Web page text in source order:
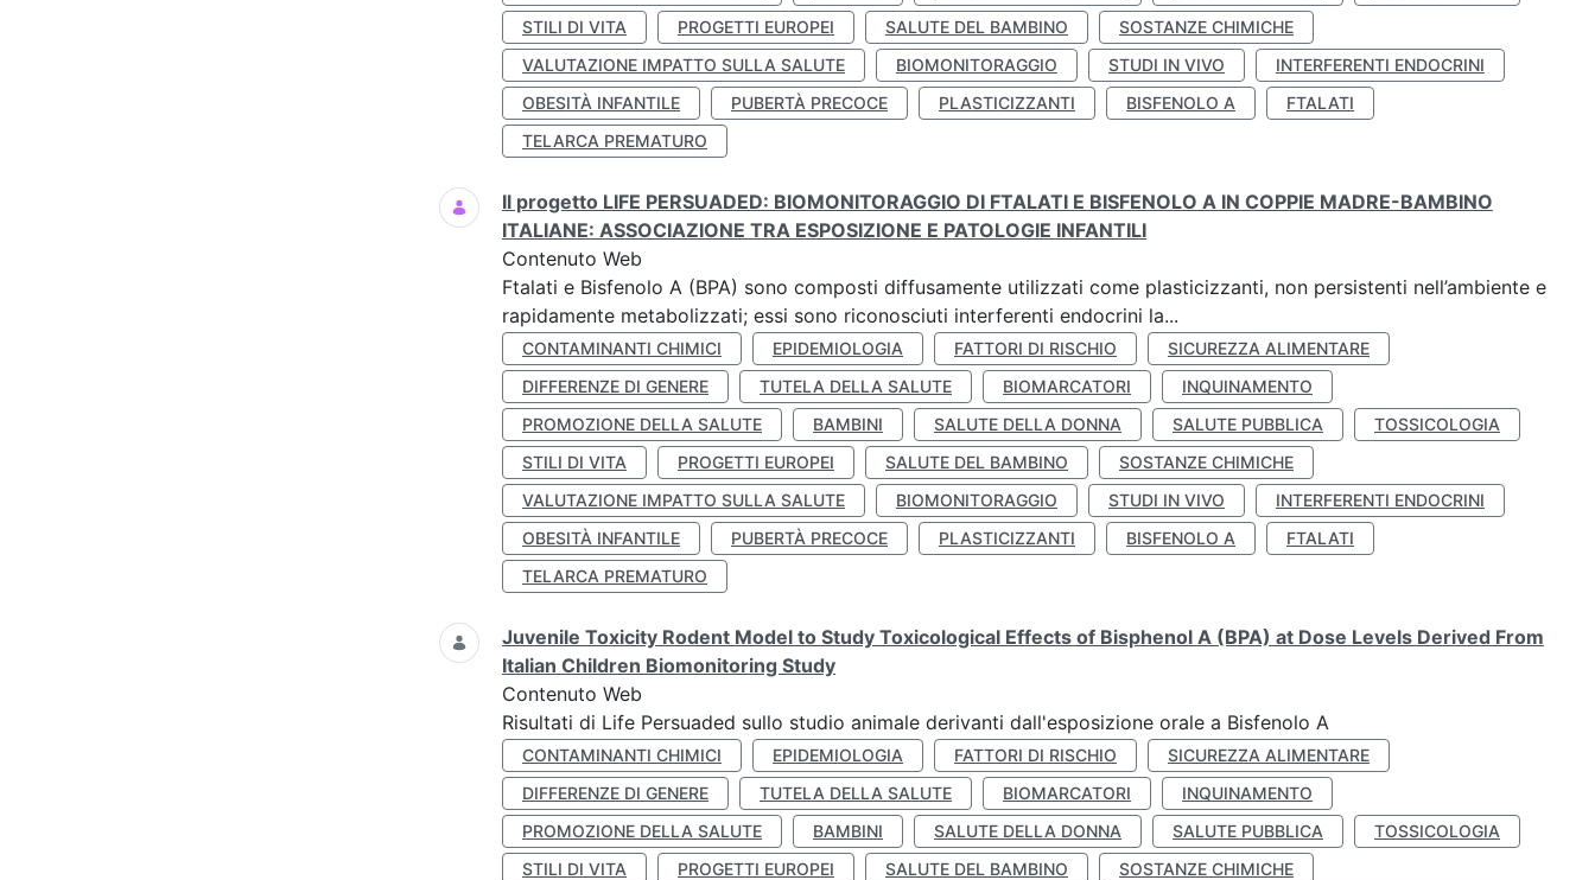
STILI DI VITA
PROGETTI EUROPEI SALUTE DEL BAMBINO
SOSTANZE CHIMICHE
VALUTAZIONE IMPATTO SULLA SALUTE
BIOMONITORAGGIO STUDI IN VIVO
INTERFERENTI ENDOCRINI
OBESITÀ INFANTILE
PUBERTÀ PRECOCE PLASTICIZZANTI BISFENOLO A
FTALATI
TELARCA PREMATURO
Il progetto LIFE PERSUADED: BIOMONITORAGGIO DI FTALATI E BISFENOLO A IN COPPIE MADRE-BAMBINO
ITALIANE: ASSOCIAZIONE TRA ESPOSIZIONE E PATOLOGIE INFANTILI
Contenuto Web
Ftalati e Bisfenolo A (BPA) sono composti diffusamente utilizzati come plasticizzanti, non persistenti nell’ambiente e
rapidamente metabolizzati; essi sono riconosciuti interferenti endocrini la...
CONTAMINANTI CHIMICI EPIDEMIOLOGIA FATTORI DI RISCHIO
SICUREZZA ALIMENTARE
DIFFERENZE DI GENERE
TUTELA DELLA SALUTE BIOMARCATORI
INQUINAMENTO
PROMOZIONE DELLA SALUTE
BAMBINI SALUTE DELLA DONNA SALUTE PUBBLICA
TOSSICOLOGIA
STILI DI VITA
PROGETTI EUROPEI SALUTE DEL BAMBINO
SOSTANZE CHIMICHE
VALUTAZIONE IMPATTO SULLA SALUTE
BIOMONITORAGGIO STUDI IN VIVO
INTERFERENTI ENDOCRINI
OBESITÀ INFANTILE
PUBERTÀ PRECOCE PLASTICIZZANTI BISFENOLO A
FTALATI
TELARCA PREMATURO
Juvenile Toxicity Rodent Model to Study Toxicological Effects of Bisphenol A (BPA) at Dose Levels Derived From
Italian Children Biomonitoring Study
Contenuto Web
Risultati di Life Persuaded sullo studio animale derivanti dall'esposizione orale a Bisfenolo A
CONTAMINANTI CHIMICI EPIDEMIOLOGIA FATTORI DI RISCHIO
SICUREZZA ALIMENTARE
DIFFERENZE DI GENERE
TUTELA DELLA SALUTE BIOMARCATORI
INQUINAMENTO
PROMOZIONE DELLA SALUTE
BAMBINI SALUTE DELLA DONNA SALUTE PUBBLICA
TOSSICOLOGIA
STILI DI VITA
PROGETTI EUROPEI SALUTE DEL BAMBINO
SOSTANZE CHIMICHE